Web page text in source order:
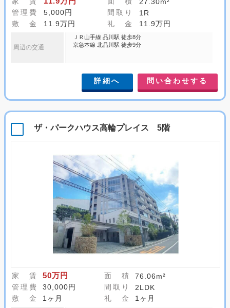
管理費
5,000円 間取り
1R
敷 金
11.9万円 礼 金 11.9万円
周辺の交通
ＪＲ山手線 品川駅 徒歩8分
京急本線 北品川駅 徒歩9分
詳細へ 問い合わせする
ザ・パークハウス高輪プレイス 5階
家 賃 50万円 面 積
76.06m²
管理費
30,000円 間取り
2LDK
敷 金
1ヶ月 礼 金 1ヶ月